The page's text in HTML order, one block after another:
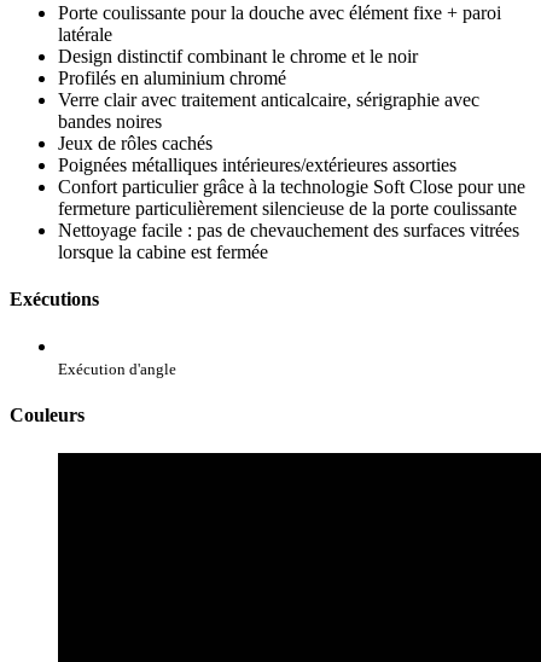
Porte coulissante pour la douche avec élément fixe + paroi
latérale
Design distinctif combinant le chrome et le noir
Profilés en aluminium chromé
Verre clair avec traitement anticalcaire, sérigraphie avec
bandes noires
Jeux de rôles cachés
Poignées métalliques intérieures/extérieures assorties
Confort particulier grâce à la technologie Soft Close pour une
fermeture particulièrement silencieuse de la porte coulissante
Nettoyage facile : pas de chevauchement des surfaces vitrées
lorsque la cabine est fermée
Exécutions
Exécution d'angle
Couleurs